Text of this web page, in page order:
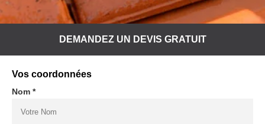
DEMANDEZ UN DEVIS GRATUIT
Vos coordonnées
Nom *